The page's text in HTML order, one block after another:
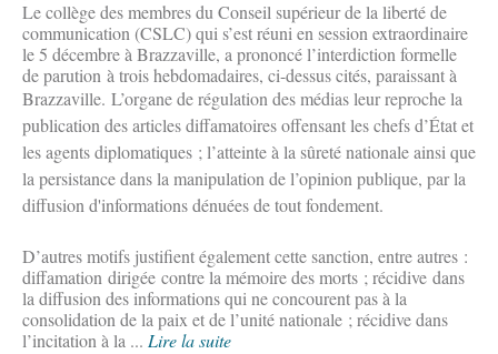
Le collège des membres du Conseil supérieur de la liberté de
communication (CSLC) qui s’est réuni en session extraordinaire
le 5 décembre à Brazzaville, a prononcé l’interdiction formelle
de parution à trois hebdomadaires, ci-dessus cités, paraissant à
Brazzaville. L’organe de régulation des médias leur reproche la
publication des articles diffamatoires offensant les chefs d’État et
les agents diplomatiques ; l’atteinte à la sûreté nationale ainsi que
la persistance dans la manipulation de l’opinion publique, par la
diffusion d'informations dénuées de tout fondement.
D’autres motifs justifient également cette sanction, entre autres :
diffamation dirigée contre la mémoire des morts ; récidive dans
la diffusion des informations qui ne concourent pas à la
consolidation de la paix et de l’unité nationale ; récidive dans
l’incitation à la ... Lire la suite